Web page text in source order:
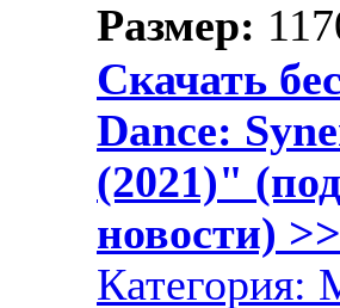
Размер:
Скачать
Dance:
(2021)"
новости)
Категория: